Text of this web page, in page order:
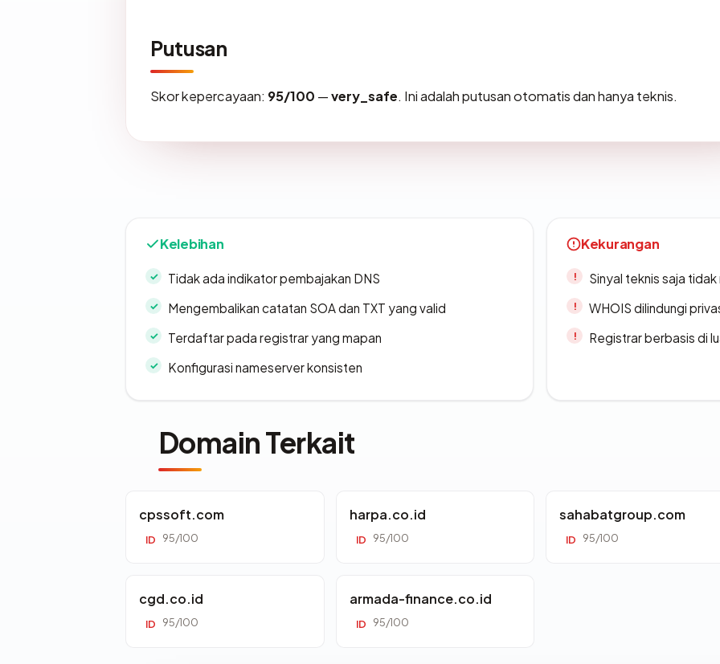
Putusan
Skor kepercayaan: 95/100 —very_safe. Ini adalah putusan otomatis dan hanya teknis.
Kelebihan
Tidak ada indikator pembajakan DNS
Mengembalikan catatan SOA dan TXT yang valid
Terdaftar pada registrar yang mapan
Konfigurasi nameserver konsisten
Kekurangan
Sinyal teknis saja
WHOIS dilindungi
Registrar berbasis di
Domain Terkait
cpssoft.com
ID 95/100
harpa.co.id
ID 95/100
sahabatgroup.com
ID 95/100
cgd.co.id
ID 95/100
armada-finance.co.id
ID 95/100